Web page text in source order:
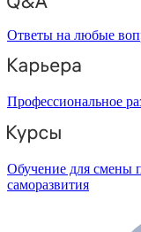
Ответы на любые
Профессиональное
Обучение для смены
саморазвития